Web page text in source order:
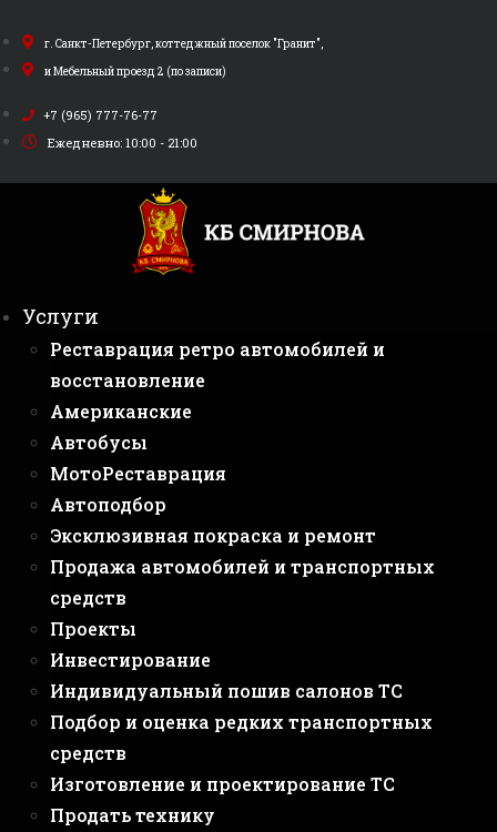
к
содержимому
г. Санкт-Петербург, коттеджный поселок "Гранит",
и Мебельный проезд 2 (по записи)
+7 (965) 777-76-77
Ежедневно: 10:00 - 21:00
Услуги
Реставрация ретро автомобилей и
восстановление
Американские
Автобусы
МотоРеставрация
Автоподбор
Эксклюзивная покраска и ремонт
Продажа автомобилей и транспортных
средств
Проекты
Инвестирование
Индивидуальный пошив салонов ТС
Подбор и оценка редких транспортных
средств
Изготовление и проектирование ТС
Продать технику